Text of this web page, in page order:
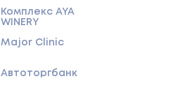
Комплекс AYA
WINERY
Major Clinic
Автоторгбанк